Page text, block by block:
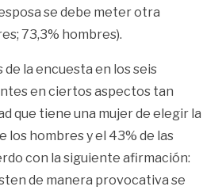
se debe meter otra
73,3% hombres).
de la encuesta en los seis
en ciertos aspectos tan
que tiene una mujer de elegir la
los hombres y el 43% de las
con la siguiente afirmación:
de manera provocativa se